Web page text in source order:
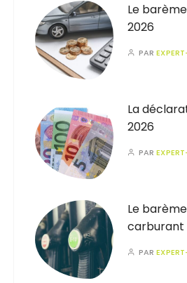
Le
2026
PAR
La
2026
PAR
Le
carburant
PAR